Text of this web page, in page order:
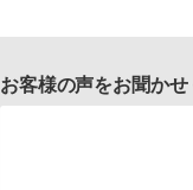
お客様の声をお聞か